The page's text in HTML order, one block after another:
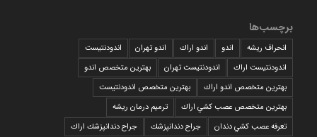
برچسب‌ها
انحراف ریشه اندو اندو اراك اندو تهران
اندودنتیست
اندودنتیست اراك
اندودنتیست تهران
بهترين متخصص اندو
بهترين متخصص اندو اراك
بهترين متخصص اندودنتيست
بهترين متخصص عصب كشي اراك
ترمیم درمان ریشه
تعرفه عصب كشي دندان
جراح دندانپزشك
جراح دندانپزشك اراك